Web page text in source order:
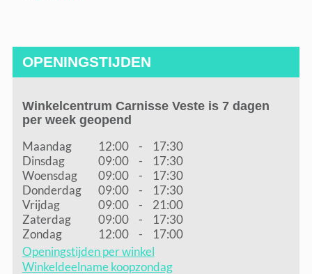
OPENINGSTIJDEN
Winkelcentrum Carnisse Veste is 7 dagen
per week geopend
Maandag 12:00 -
17:30
Dinsdag
09:00 -
17:30
Woensdag
09:00 -
17:30
Donderdag
09:00 -
17:30
Vrijdag
09:00 -
21:00
Zaterdag
09:00 -
17:30
Zondag
12:00 -
17:00
Openingstijden per winkel
Winkeldeelname koopzondag